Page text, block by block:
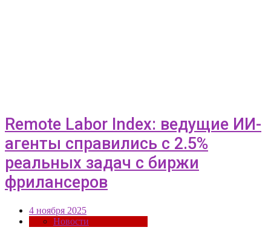
Remote Labor Index: ведущие ИИ-
агенты справились с 2.5%
реальных задач с биржи
фрилансеров
4 ноября 2025
Новости